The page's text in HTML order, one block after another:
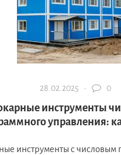
28.02.2025 · 0
инструменты
управления:
инструменты с